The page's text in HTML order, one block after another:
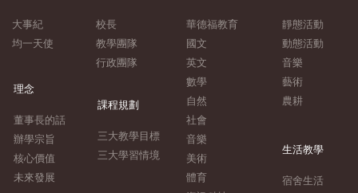
大事紀
均一天使
理念
董事長的話
辦學宗旨
核心價值
未來發展
校長
教學團隊
行政團隊
課程規劃
三大教學目標
三大學習情境
華德福教育
國文
英文
數學
自然
社會
音樂
美術
體育
靜態活動
動態活動
音樂
藝術
農耕
生活教學
宿舍生活